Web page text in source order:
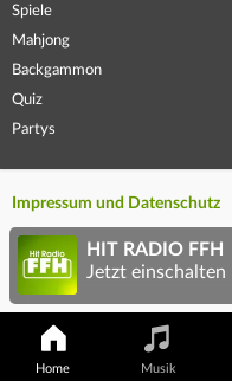
Spiele
Mahjong
Backgammon
Quiz
Partys
Impressum und Datenschutz
Home Musik
HIT RADIO FFH
Jetzt einschalten